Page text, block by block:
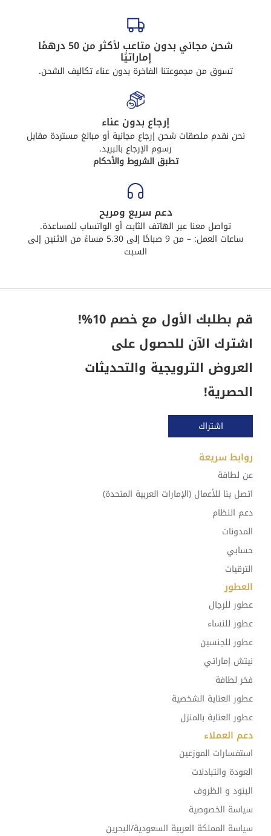
شحن مجاني بدون متاعب لأكثر من 50 درهمًا
إماراتيًا
تسوق من مجموعتنا الفاخرة بدون عناء تكاليف الشحن.
إرجاع بدون عناء
نحن نقدم ملصقات شحن إرجاع مجانية أو مبالغ مستردة مقابل
رسوم الإرجاع بالبريد.
تطبق الشروط والأحكام
دعم سريع ومريح
تواصل معنا عبر الهاتف الثابت أو الواتساب للمساعدة.
ساعات العمل: – من 9 صباحًا إلى 5.30 مساءً من الاثنين إلى
السبت
قم بطلبك الأول مع خصم 10%!
اشترك الآن للحصول على
العروض الترويجية والتحديثات
الحصرية!
اشتراك
روابط سريعة
عن لطافة
اتصل بنا للأعمال (الإمارات العربية المتحدة)
دعم النظام
المدونات
حسابي
الترقيات
العطور
عطور للرجال
عطور للنساء
عطور للجنسين
نيتش إماراتي
فخر لطافة
عطور العناية الشخصية
عطور العناية بالمنزل
دعم العملاء
استفسارات الموزعين
العودة والتبادلات
البنود و الظروف
سياسة الخصوصية
سياسة المملكة العربية السعودية/البحرين